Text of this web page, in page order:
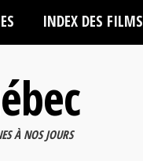
INDEX DES FILMS
À NOS JOURS